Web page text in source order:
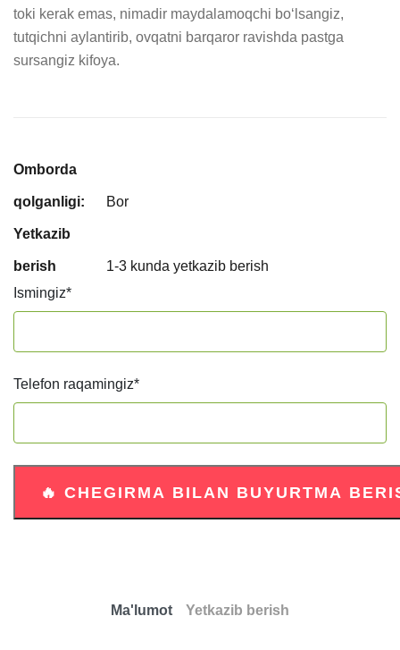
toki kerak emas, nimadir maydalamoqchi bo‘lsangiz,
tutqichni aylantirib, ovqatni barqaror ravishda pastga
sursangiz kifoya.
Omborda
qolganligi: Bor
Yetkazib
berish
1-3 kunda yetkazib berish
Ismingiz*
Telefon raqamingiz*
Ma'lumot Yetkazib berish